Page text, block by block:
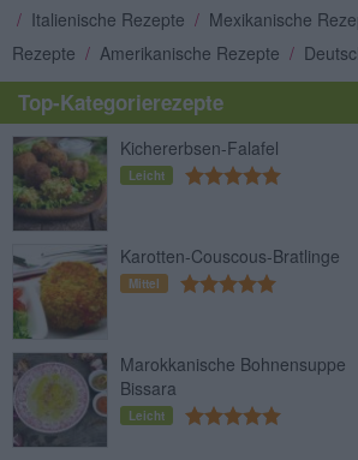
/ Italienische Rezepte / Mexikanische
Rezepte / Amerikanische Rezepte /
Top-Kategorierezepte
Kichererbsen-Falafel
Leicht
Karotten-Couscous-Bratlinge
Mittel
Marokkanische Bohnensuppe
Bissara
Leicht